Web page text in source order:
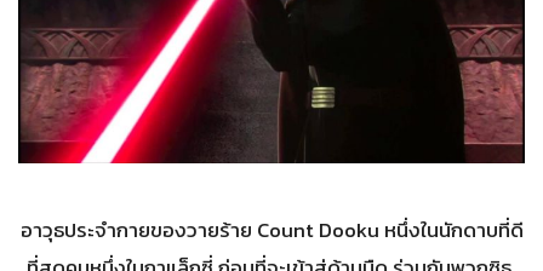
อาวุธประจำกายของวายร้าย Count Dooku หนึ่งในนักดาบที่ดี